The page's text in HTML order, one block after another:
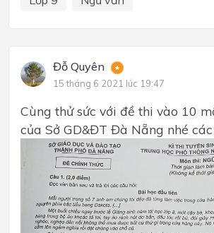
Đỗ Quyên
15 tháng 6 2021 lúc 19:47
Cùng thử sức với đề thi vào 10
của Sở GD&ĐT Đà Nẵng nhé các